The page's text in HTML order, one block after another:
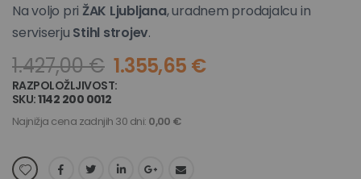
Na voljo pri ŽAK Ljubljana, uradnem prodajalcu in
serviserju Stihl strojev.
1.427,00 € 1.355,65 €
RAZPOLOŽLJIVOST:
SKU 1142 200 0012
Najnižja cena zadnjih 30 dni: 0,00 €